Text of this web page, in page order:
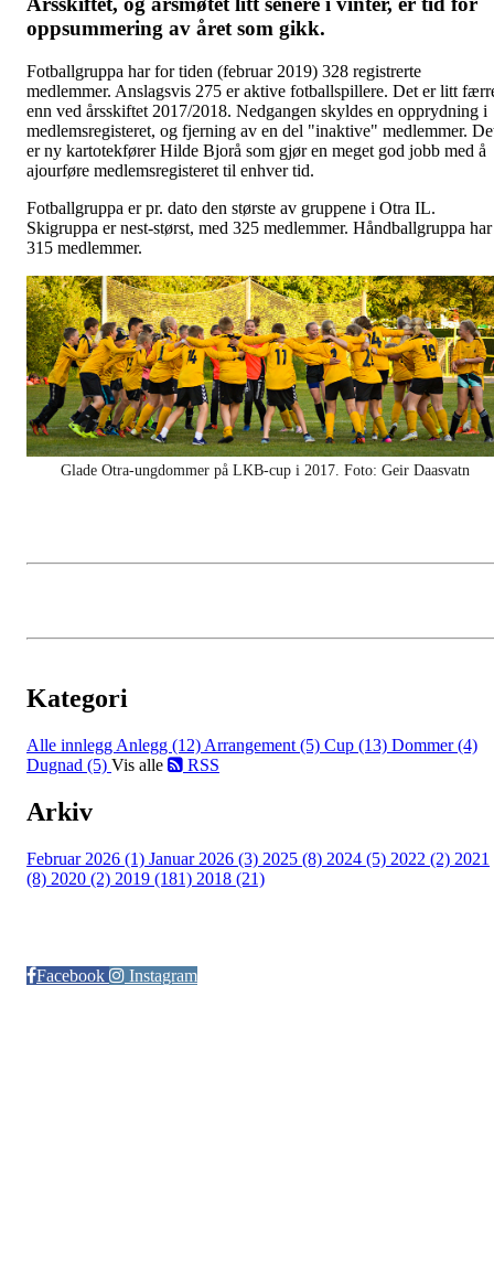
oppsummering av året som gikk.
Fotballgruppa har for tiden (februar 2019) 328 registrerte
medlemmer. Anslagsvis 275 er aktive fotballspillere. Det er litt
enn ved årsskiftet 2017/2018. Nedgangen skyldes en opprydning i
medlemsregisteret, og fjerning av en del "inaktive" medlemmer.
er ny kartotekfører Hilde Bjorå som gjør en meget god jobb med å
ajourføre medlemsregisteret til enhver tid.
Fotballgruppa er pr. dato den største av gruppene i Otra IL.
Skigruppa er nest-størst, med 325 medlemmer. Håndballgruppa har
315 medlemmer.
Glade Otra-ungdommer på LKB-cup i 2017. Foto: Geir Daasvatn
Kategori
Alle innlegg Anlegg (12) Arrangement (5) Cup (13) Dommer (4)
Dugnad (5) Vis alle RSS
Arkiv
Februar 2026 (1) Januar 2026 (3) 2025 (8) 2024 (5) 2022 (2) 2021
(8) 2020 (2) 2019 (181) 2018 (21)
Facebook
Instagram